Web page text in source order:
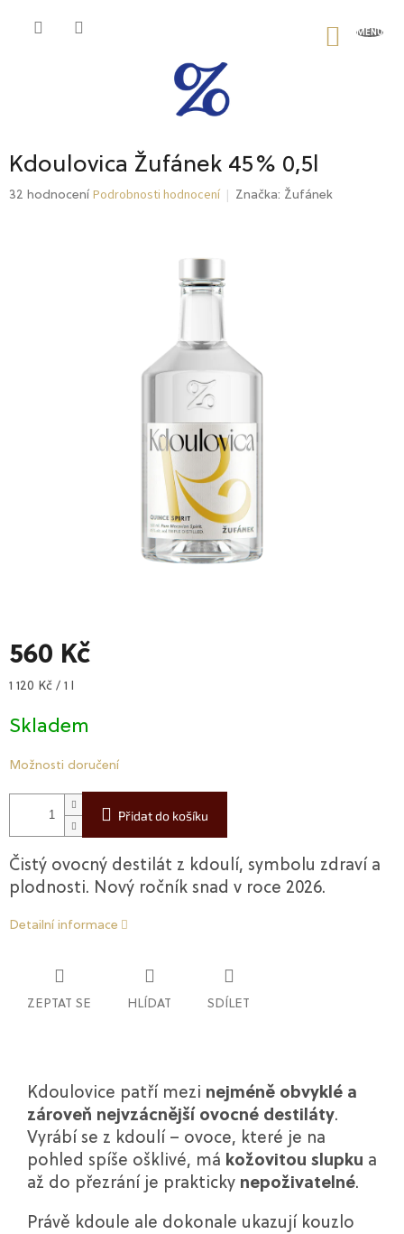
Kdoulovica Žufánek 45% 0,5l
Průměrné
32 hodnocení Podrobnosti hodnocení Značka: Žufánek
560 Kč
Měrná
1 120 Kč / 1 l
Skladem
Možnosti doručení
Přidat do košíku
Čistý ovocný destilát z kdoulí, symbolu zdraví a
plodnosti. Nový ročník snad v roce 2026.
Detailní informace
ZEPTAT SE HLÍDAT SDÍLET
Kdoulovice patří mezi nejméně obvyklé a
zároveň nejvzácnější ovocné destiláty.
Vyrábí se z kdoulí – ovoce, které je na
pohled spíše ošklivé, má kožovitou slupku a
až do přezrání je prakticky nepoživatelné.
Právě kdoule ale dokonale ukazují kouzlo